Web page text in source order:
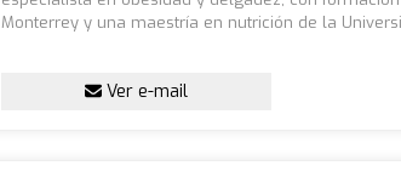
Monterrey y una maestría en nutrición de la
Ver e-mail